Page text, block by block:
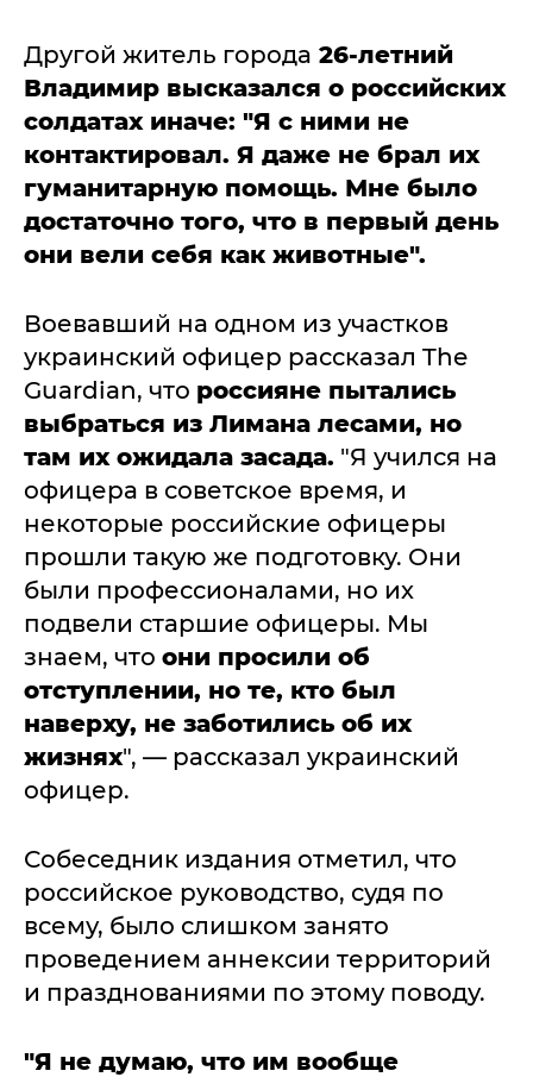
Другой житель города 26-летний
Владимир высказался о российских
солдатах иначе: "Я с ними не
контактировал. Я даже не брал их
гуманитарную помощь. Мне было
достаточно того, что в первый день
они вели себя как животные".
Воевавший на одном из участков
украинский офицер рассказал The
Guardian, что россияне пытались
выбраться из Лимана лесами, но
там их ожидала засада. "Я учился на
офицера в советское время, и
некоторые российские офицеры
прошли такую же подготовку. Они
были профессионалами, но их
подвели старшие офицеры. Мы
знаем, что они просили об
отступлении, но те, кто был
наверху, не заботились об их
жизнях", — рассказал украинский
офицер.
Собеседник издания отметил, что
российское руководство, судя по
всему, было слишком занято
проведением аннексии территорий
и празднованиями по этому поводу.
"Я не думаю, что им вообще